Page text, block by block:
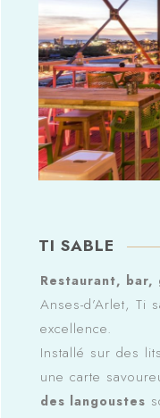
TI SABLE
Restaurant, bar,
Anses-d’Arlet, Ti
excellence.
Installé sur des
une carte
des langoustes